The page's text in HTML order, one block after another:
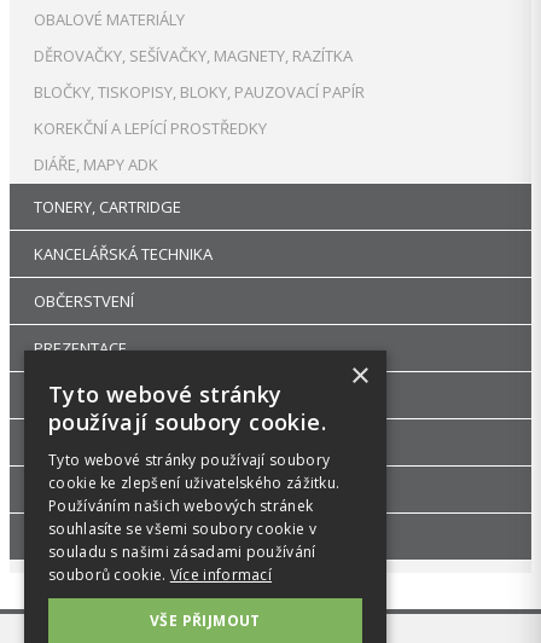
OBALOVÉ MATERIÁLY
DĚROVAČKY, SEŠÍVAČKY, MAGNETY, RAZÍTKA
BLOČKY, TISKOPISY, BLOKY, PAUZOVACÍ PAPÍR
KOREKČNÍ A LEPÍCÍ PROSTŘEDKY
DIÁŘE, MAPY ADK
TONERY, CARTRIDGE
KANCELÁŘSKÁ TECHNIKA
OBČERSTVENÍ
PREZENTACE
DROGERIE
KANCELÁŘSKÝ NÁBYTEK
ŠKOLA, VÝTVARNÉ POTŘEBY
PŘÍSLUŠENSTVÍ
×
Tyto webové stránky
používají soubory cookie.
Tyto webové stránky používají soubory
cookie ke zlepšení uživatelského zážitku.
Používáním našich webových stránek
souhlasíte se všemi soubory cookie v
souladu s našimi zásadami používání
souborů cookie. Více informací
VŠE PŘIJMOUT